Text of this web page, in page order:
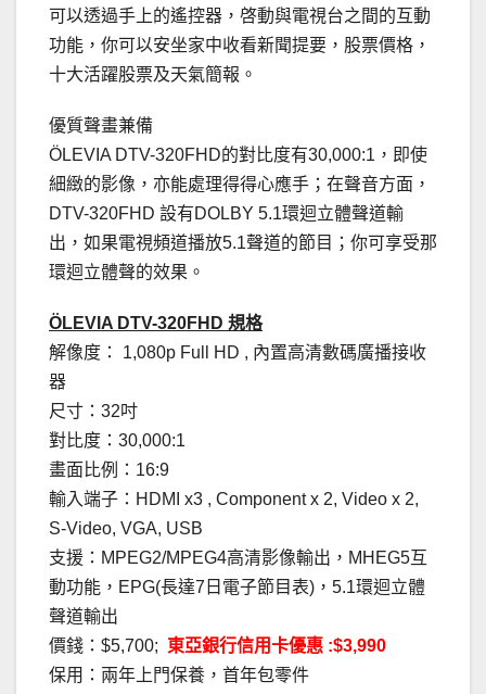
可以透過手上的遙控器，啓動與電視台之間的互動
功能，你可以安坐家中收看新聞提要，股票價格，
十大活躍股票及天氣簡報。
優質聲畫兼備
ÖLEVIA DTV-320FHD的對比度有30,000:1，即使
細緻的影像，亦能處理得得心應手；在聲音方面，
DTV-320FHD 設有DOLBY 5.1環迴立體聲道輸
出，如果電視頻道播放5.1聲道的節目；你可享受那
環迴立體聲的效果。
ÖLEVIA DTV-320FHD 規格
解像度： 1,080p Full HD , 內置高清數碼廣播接收
器
尺寸：32吋
對比度：30,000:1
畫面比例：16:9
輸入端子：HDMI x3 , Component x 2, Video x 2,
S-Video, VGA, USB
支援：MPEG2/MPEG4高清影像輸出，MHEG5互
動功能，EPG(長達7日電子節目表)，5.1環迴立體
聲道輸出
價錢：$5,700; 東亞銀行信用卡優惠 :$3,990
保用：兩年上門保養，首年包零件